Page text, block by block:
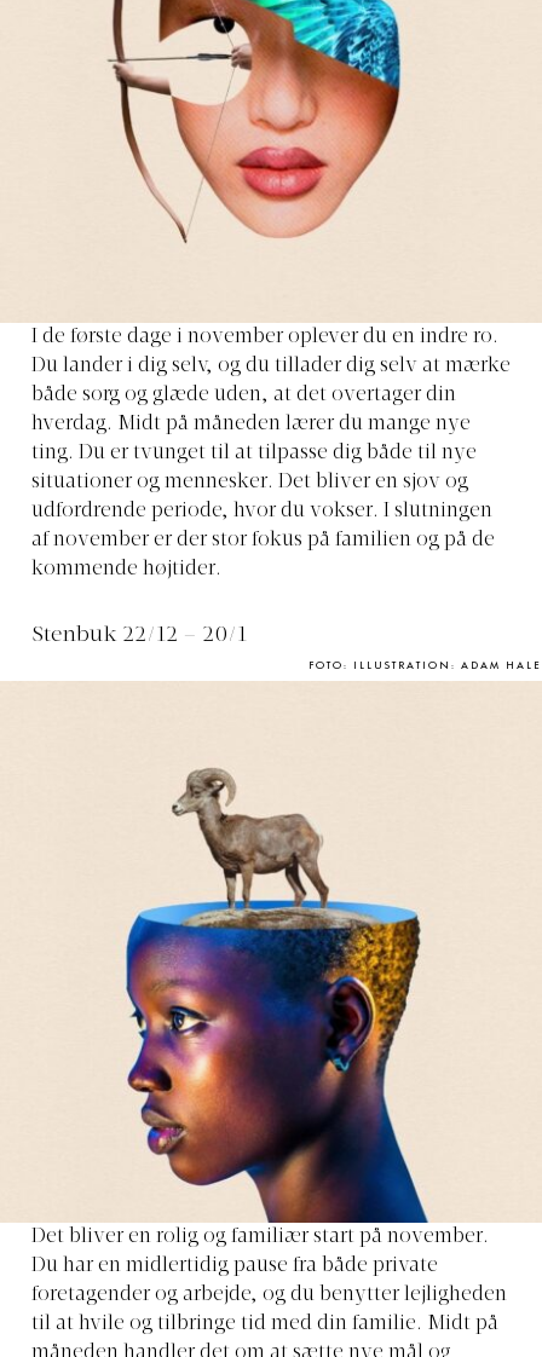
I de første dage i november oplever du en indre ro.
Du lander i dig selv, og du tillader dig selv at mærke
både sorg og glæde uden, at det overtager din
hverdag. Midt på måneden lærer du mange nye
ting. Du er tvunget til at tilpasse dig både til nye
situationer og mennesker. Det bliver en sjov og
udfordrende periode, hvor du vokser. I slutningen
af ​​november er der stor fokus på familien og på de
kommende højtider.
Stenbuk 22/12 – 20/1
FOTO: ILLUSTRATION: ADAM HALE
Det bliver en rolig og familiær start på november.
Du har en midlertidig pause fra både private
foretagender og arbejde, og du benytter lejligheden
til at hvile og tilbringe tid med din familie. Midt på